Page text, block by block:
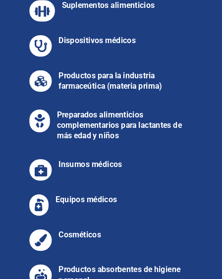
 Suplementos alimenticios
 Dispositivos médicos

Productos para la industria
farmaceútica (materia prima)
 Preparados alimenticios
complementarios para lactantes de
más edad y niños
 Insumos médicos
 Equipos médicos
 Cosméticos

Productos absorbentes de higiene